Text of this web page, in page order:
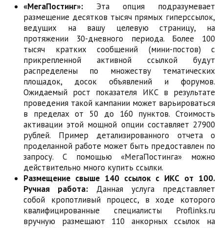
«МегаПостинг»: Эта опция подразумевает
размещение десятков тысяч прямых гиперссылок,
ведущих на вашу целевую страницу, на
протяжении 30-дневного периода. Более 100
тысяч кратких сообщений (мини-постов) с
прикрепленной активной ссылкой будут
распределены по множеству тематических
площадок, досок объявлений и форумов.
Ожидаемый рост показателя ИКС в результате
проведения такой кампании может варьироваться
в пределах от 50 до 160 пунктов. Стоимость
активации этой мощной опции составляет 27900
рублей. Пример детализированного отчета о
проделанной работе может быть предоставлен по
запросу. С помощью «МегаПостинга» можно
действительно много купить ссылки.
Размещение свыше 140 ссылок с ИКС от 100.
Ручная работа: Данная услуга представляет
собой кропотливый процесс, в ходе которого
квалифицированные специалисты Proflinks.ru
вручную размещают 110 анкорных ссылок на